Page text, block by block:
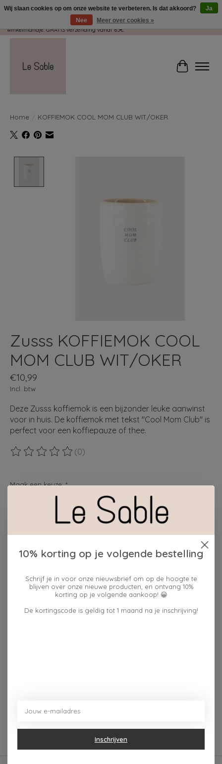
Wij pakken met plezier jouw kadootjes GRATIS in! Duid dit zeker aan in je
winkelmandje. GRATIS verzending vanaf 65€.
Home KOFFIEMOK COOL MOM CLUB WIT/OKER
Zusss KOFFIEMOK COOL
MOM CLUB WIT/OKER
€10,99
Incl. btw
Deze Zusss koffiemok is een bijzonder leuke aanwinst
voor in huis. De koffiemok met tekst "Cool Mom Club" is
perfect voor een koffiepauze of thee.
De beoordeling van dit product is
(0)
Maak een keuze:*
Plaats bestelling
hoog en 7 cm doorsnede past hij fijn in elke hand
Wij slaan cookies op om onze website te verbeteren. Is dat akkoord?
Ja
Nee
Meer over cookies »
10% korting op je volgende bestelling
Schrijf je in voor onze nieuwsbrief om op de hoogte te
blijven over onze nieuwe producten, en ontvang 10%
korting op je volgende aankoop! 😀
De kortingscode is geldig tot 1 maand na je inschrijving!
Inschrijven